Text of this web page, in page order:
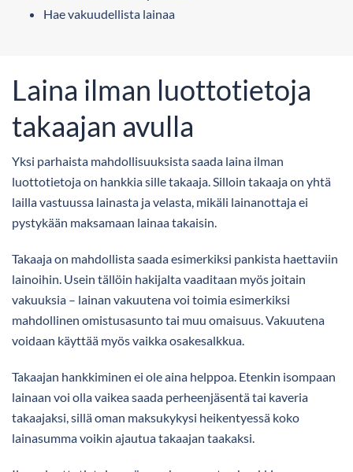
Hae vakuudellista lainaa
Laina ilman luottotietoja
takaajan avulla
Yksi parhaista mahdollisuuksista saada laina ilman
luottotietoja on hankkia sille takaaja. Silloin takaaja on yhtä
lailla vastuussa lainasta ja velasta, mikäli lainanottaja ei
pystykään maksamaan lainaa takaisin.
Takaaja on mahdollista saada esimerkiksi pankista haettaviin
lainoihin. Usein tällöin hakijalta vaaditaan myös joitain
vakuuksia – lainan vakuutena voi toimia esimerkiksi
mahdollinen omistusasunto tai muu omaisuus. Vakuutena
voidaan käyttää myös vaikka osakesalkkua.
Takaajan hankkiminen ei ole aina helppoa. Etenkin isompaan
lainaan voi olla vaikea saada perheenjäsentä tai kaveria
takaajaksi, sillä oman maksukykysi heikentyessä koko
lainasumma voikin ajautua takaajan taakaksi.